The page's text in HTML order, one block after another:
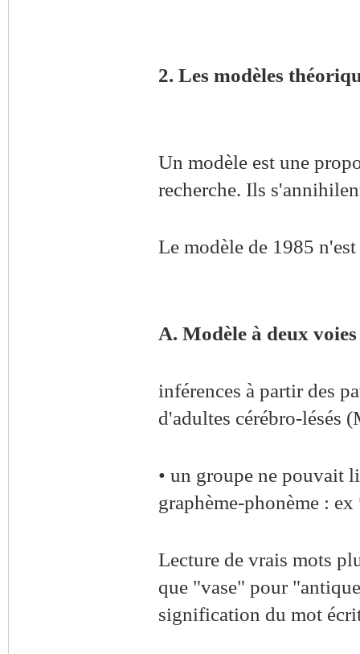
2. Les modèles
Un modèle est une
recherche. Ils
Le modèle de 1985
A. Modèle à deux
inférences à partir des
d'adultes cérébro-lésés
• un groupe ne pouvait
graphème-phonème :
Lecture de vrais mots
que "vase" pour
signification du mot